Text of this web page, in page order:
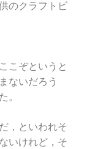
のクラフトビ
こぞというと
ないだろう
。
，といわれそ
いけれど，そ